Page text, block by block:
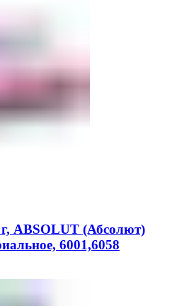
ABSOLUT (Абсолют)
6001,6058